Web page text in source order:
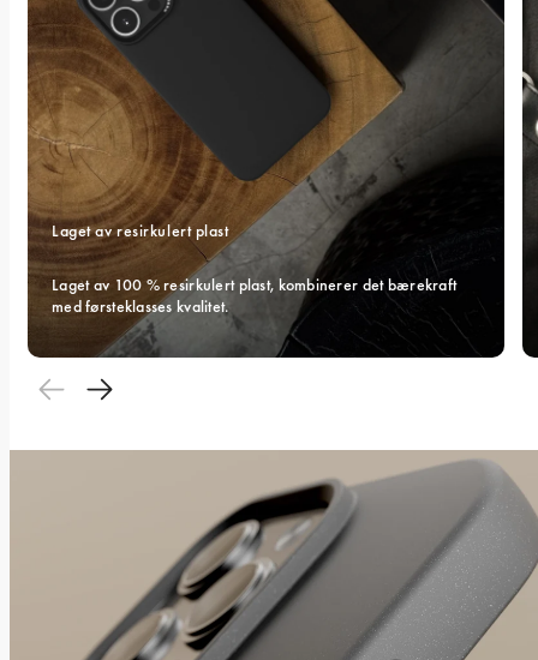
Laget av resirkulert plast
Laget av 100 % resirkulert plast, kombinerer det bærekraft
med førsteklasses kvalitet.